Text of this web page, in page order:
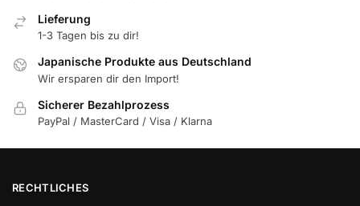
Lieferung
1-3 Tagen bis zu dir!
Japanische Produkte aus Deutschland
Wir ersparen dir den Import!
Sicherer Bezahlprozess
PayPal / MasterCard / Visa / Klarna
RECHTLICHES